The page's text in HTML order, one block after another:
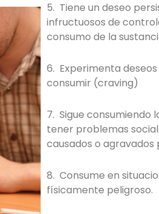
5. Tiene un deseo
infructuosos de
consumo de la
6. Experimenta
consumir (craving)
7. Sigue consumiendo
tener problemas
causados o agravados
8. Consume en
físicamente peligroso.